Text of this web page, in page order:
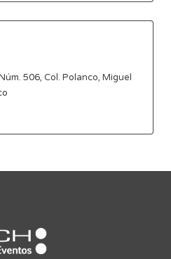
506, Col. Polanco, Miguel